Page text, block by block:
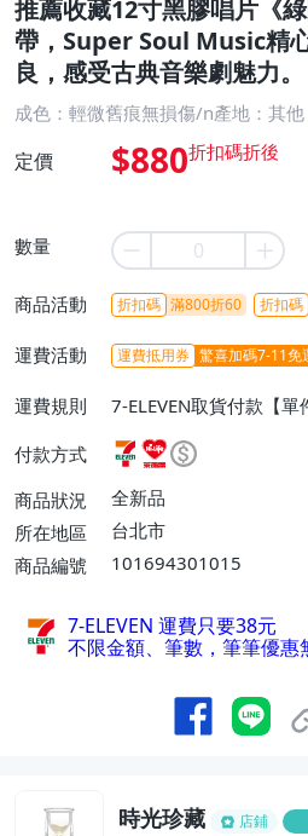
推薦收藏12寸黑膠唱片《
帶，Super Soul Music精
良，感受古典音樂劇魅力。
成色：輕微舊痕無損傷/n產地：其他
定價 $880
數量
商品活動 折扣碼 滿800折60 折扣碼
運費活動 運費抵用券 驚喜加碼7-11免
運費規則
7-ELEVEN取貨付款【
或消費滿$1298免運費】
不付款【免運費】、萊
運費$60、滿5件或消費
費】、宅配/貨運【單件
付款方式
商品狀況
全新品
所在地區
台北市
商品編號
101694301015
7-ELEVEN 運費只要38元
不限金額、筆數，筆筆優惠
時光珍藏 店鋪